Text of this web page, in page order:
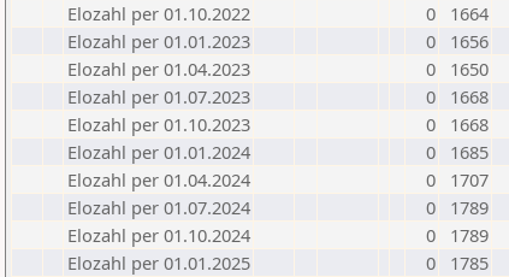
Elozahl per 01.10.2022
0
1664
Elozahl per 01.01.2023
0
1656
Elozahl per 01.04.2023
0
1650
Elozahl per 01.07.2023
0
1668
Elozahl per 01.10.2023
0
1668
Elozahl per 01.01.2024
0
1685
Elozahl per 01.04.2024
0
1707
Elozahl per 01.07.2024
0
1789
Elozahl per 01.10.2024
0
1789
Elozahl per 01.01.2025
0
1785